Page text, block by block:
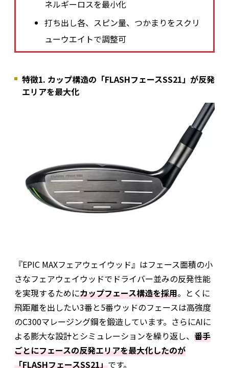
ネルギーロスを最小化
打ち出し各、スピン量、つかまりをスクリ
ューウエイトで調整可
特徴1. カップ構造の「FLASHフェースSS21」が反発
エリアを最大化
『EPIC MAXフェアウェイウッド』はフェース面積の小
さなフェアウェイウッドでドライバー並みの反発性能
を実現するためにカップフェース構造を採用。とくに
飛距離を出したい3番と5番ウッドのフェースは高強度
のC300マレージング鋼を鍛造しています。さらにAIに
よる膨大な設計とシミュレーションを繰り返し、 番手
ごとにフェースの反発エリアを最大化したのが
「FLASHフェースSS21」です。